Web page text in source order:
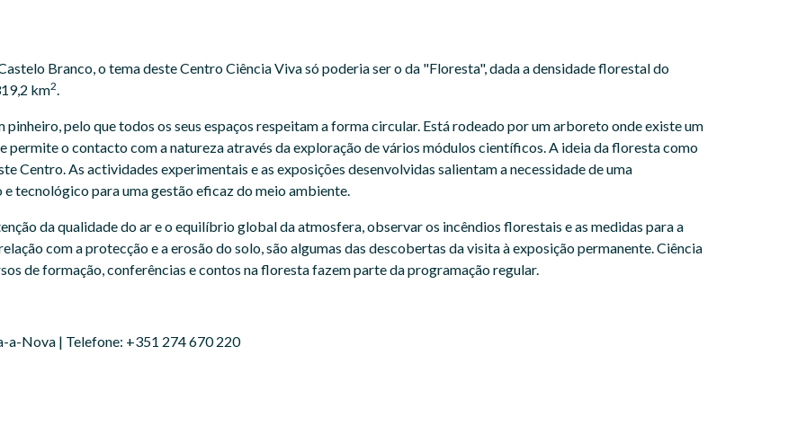
Branco, o tema deste Centro Ciência Viva só poderia ser o da "Floresta", dada a densidade florestal do
km2
pelo que todos os seus espaços respeitam a forma circular. Está rodeado por um arboreto onde existe um
permite o contacto com a natureza através da exploração de vários módulos científicos. A ideia da floresta como
Centro. As actividades experimentais e as exposições desenvolvidas salientam a necessidade de uma
tecnológico para uma gestão eficaz do meio ambiente.
da qualidade do ar e o equilíbrio global da atmosfera, observar os incêndios florestais e as medidas para a
com a protecção e a erosão do solo, são algumas das descobertas da visita à exposição permanente. Ciência
de formação, conferências e contos na floresta fazem parte da programação regular.
a-Nova | Telefone: +351 274 670 220